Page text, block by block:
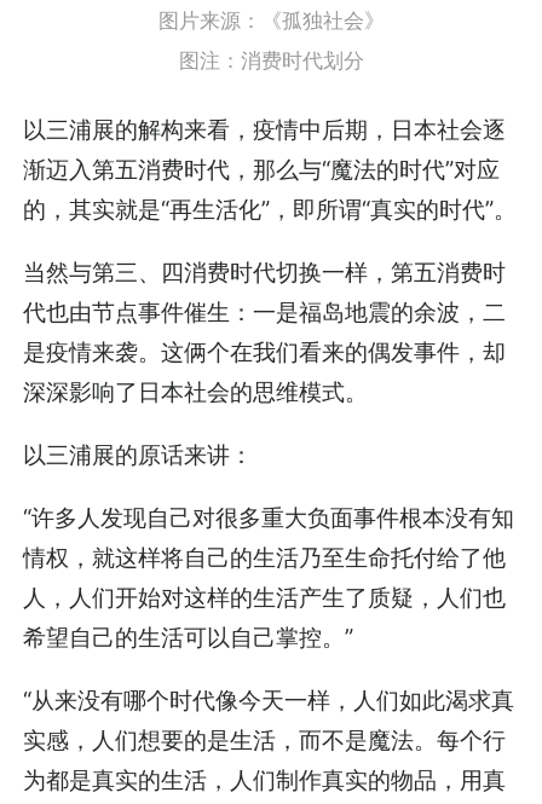
图片来源：《孤独社会》
图注：消费时代划分
以三浦展的解构来看，疫情中后期，日本社会逐
渐迈入第五消费时代，那么与“魔法的时代”对应
的，其实就是“再生活化”，即所谓“真实的时代”。
当然与第三、四消费时代切换一样，第五消费时
代也由节点事件催生：一是福岛地震的余波，二
是疫情来袭。这俩个在我们看来的偶发事件，却
深深影响了日本社会的思维模式。
以三浦展的原话来讲：
“许多人发现自己对很多重大负面事件根本没有知
情权，就这样将自己的生活乃至生命托付给了他
人，人们开始对这样的生活产生了质疑，人们也
希望自己的生活可以自己掌控。”
“从来没有哪个时代像今天一样，人们如此渴求真
实感，人们想要的是生活，而不是魔法。每个行
为都是真实的生活，人们制作真实的物品，用真